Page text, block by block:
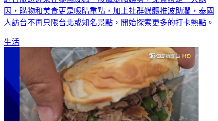
因，購物和美食更是吸睛重點，加上社群媒體推波助瀾，泰國
人訪台不再只限台北或知名景點，開始探索更多的打卡熱點。
生活